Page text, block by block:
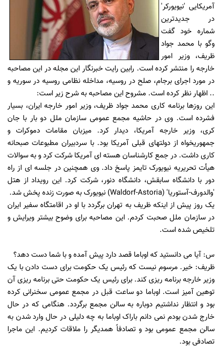
آمریکایی 'نیویورکر'
در جدیدترین
شماره خود گفت
وگو با محمد جواد
ظریف، وزیر امور
خارجه را منتشر کرده است. رابین رایت خبرنگار این مجله در این مصاحبه
در مورد اجرای برجام، صلح در روسیه، مداخله نظامی روسیه در سوریه و
.. اظهار نظر کرده است. مشروح این مصاحبه به شرح زیر است:
این روزها برنامه کاری محمد جواد ظریف، وزیر امور خارجه ایران، بسیار
فشرده است. وی در حاشیه مجمع عمومی سازمان ملل دو بار با جان
کری، وزیر خارجه آمریکا، دیدار کرد. میزبان مقامات دموکرات و
جمهوریخواه از دولتهای قبلی آمریکا بود. با سردبیران مطبوعات صبحانه
کاری داشت. در جمع کارشناسان هسته ای آمریکا شرکت کرد و به سوالات
هیأت تحریریه نیویورک تایمز پاسخ داد. وی همچنین در جلسه ای از راه
دور با دانشگاه سابقش، دانشگاه دنور، شرکت کرد. این رویداد از هتل
'والدورف-آستوریا' (Waldorf-Astoria) نیویورک به صورت زنده پخش شد.
یک روز پیش از اینکه ظریف به تهران برگردد با او در اقامتگاه سفیر ایران
در سازمان ملل صحبت کردم. این مصاحبه برای وضوح بیشتر ویرایش و
تلخیص شده است.
س: آیا می دانستید که اوباما قصد دارد پیش آمده و با شما دست دهد؟
ظریف: خیر. مرسوم نیست که رئیس یک حکومت برای دست دادن با یک
وزیر خارجه برنامه ریزی کند. برای رئیس یک حکومت حتی برنامه ریزی آن
توهین آمیز است. اوباما دو ساعت قبل در مجمع عمومی سخنرانی کرده
بود و انتظار نداشتیم دوباره به سالن مجمع برگردد. هنگامی که در حال
خارج شدن بودم نمی دانم باراک اوباما به چه دلیلی در حال وارد شدن به
سالن مجمع عمومی بود و تصادفاً همدیگر را ملاقات کردیم. این ماجرا
تصادفی بود.